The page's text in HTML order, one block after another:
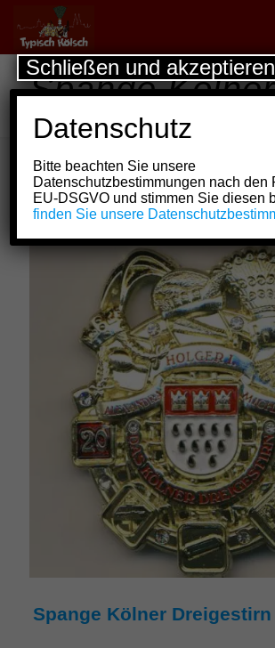
Spange Kölner
Dreigestirn
Spange Kölner Dreigestirn
Datenschutz
Bitte beachten Sie unsere
Datenschutzbestimmungen nach den
EU-DSGVO und stimmen Sie diesen
finden Sie unsere
Schließen und akzeptieren